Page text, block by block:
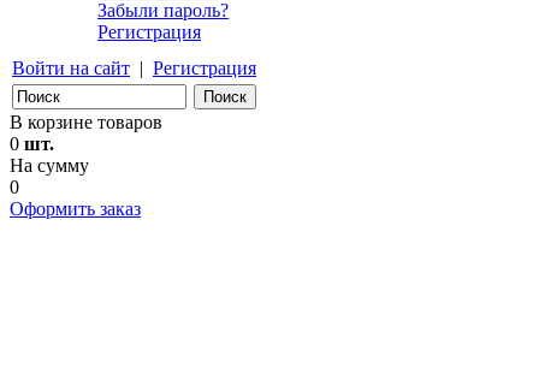
Забыли пароль?
Регистрация
Войти на сайт | Регистрация
В корзине товаров
0 шт.
На сумму
0
Оформить заказ